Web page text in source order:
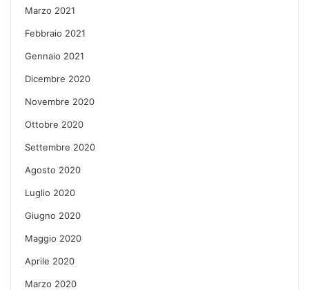
Marzo 2021
Febbraio 2021
Gennaio 2021
Dicembre 2020
Novembre 2020
Ottobre 2020
Settembre 2020
Agosto 2020
Luglio 2020
Giugno 2020
Maggio 2020
Aprile 2020
Marzo 2020